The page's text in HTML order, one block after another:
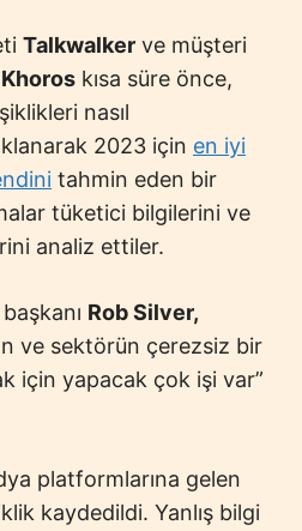
Talkwalker ve müşteri
Khoros kısa süre önce,
nasıl
2023 için en iyi
tahmin eden bir
tüketici bilgilerini ve
analiz ettiler.
Rob Silver,
ve sektörün çerezsiz bir
için yapacak çok işi var”
platformlarına gelen
kaydedildi. Yanlış bilgi